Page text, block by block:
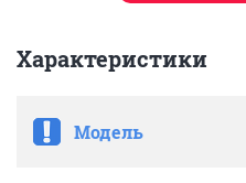
Характеристики
Модель